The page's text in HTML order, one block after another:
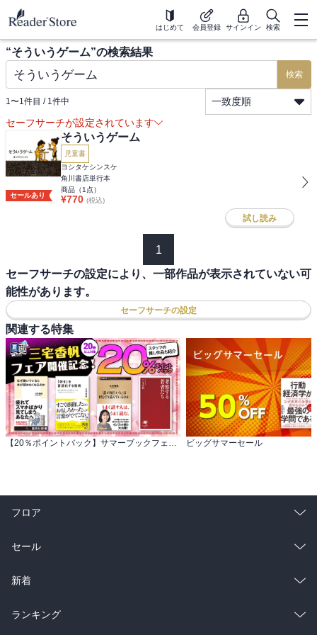
はじめて 会員登録 サインイン 検索
“そういうゲーム”の検索結果
検索
1〜1件目 / 1件中
一致度順
セーフサーチが設定されています
セールあり
そういうゲーム
児童書
ヨシタケシンスケ
角川書店単行本
商品（1 点）
¥770 (税込)
試し読み
1
セーフサーチの設定により、一部作品が表示されていない可
能性があります。
セーフサーチの設定
関連する特集
【20％ポイントバック】サマーブックフェス 三宅香帆フェア開催記念！約20冊対象 ビッグサマーセール
フロア
総合
ラノベ
雑誌・グラビア
セール
総合
ラノベ
新着
総合
ランキング